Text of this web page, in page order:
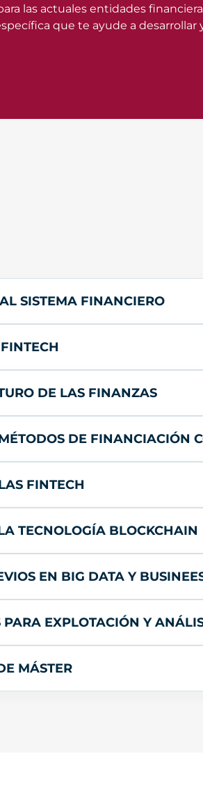
las actuales entidades
que te ayude a
SISTEMA FINANCIERO
DE LAS FINANZAS
DE FINANCIACIÓN
FINTECH
TECNOLOGÍA BLOCKCHAIN
EN BIG DATA Y
EXPLOTACIÓN Y
MÁSTER